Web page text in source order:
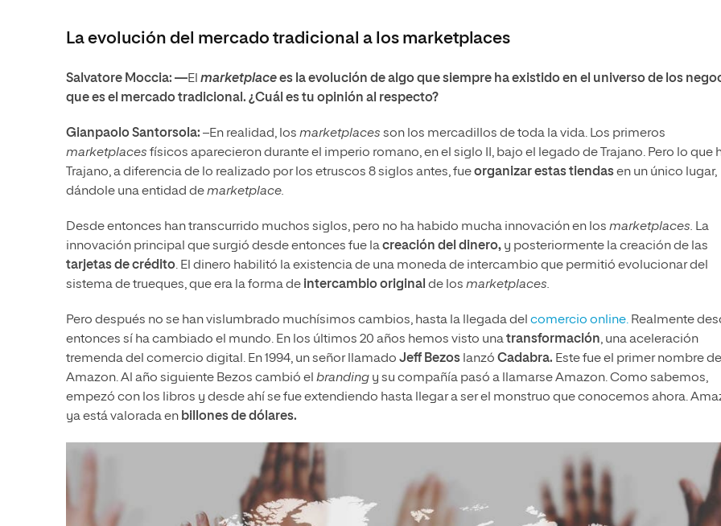
La evolución del mercado tradicional a los marketplaces
Salvatore Moccia: —El marketplacees la evolución de algo que siempre ha existido en el universo de los
que es el mercado tradicional. ¿Cuál es tu opinión al respecto?
Gianpaolo Santorsola: –En realidad, los marketplaces son los mercadillos de toda la vida. Los primeros
marketplaces físicos aparecieron durante el imperio romano, en el siglo II, bajo el legado de Trajano. Pero lo que
Trajano, a diferencia de lo realizado por los etruscos 8 siglos antes, fueorganizar estas tiendasen un único lugar,
dándole una entidad demarketplace.
Desde entonces han transcurrido muchos siglos, pero no ha habido mucha innovación en los marketplaces. La
innovación principal que surgió desde entonces fue lacreación del dinero, y posteriormente la creación de las
tarjetas de crédito. El dinero habilitó la existencia de una moneda de intercambio que permitió evolucionar del
sistema de trueques, que era la forma de intercambio original de los marketplaces.
Pero después no se han vislumbrado muchísimos cambios, hasta la llegada del comercio online. Realmente
entonces sí ha cambiado el mundo. En los últimos 20 años hemos visto unatransformación, una aceleración
tremenda del comercio digital. En 1994, un señor llamado Jeff Bezos lanzó Cadabra. Este fue el primer nombre de
Amazon. Al año siguiente Bezos cambió el branding y su compañía pasó a llamarse Amazon. Como sabemos,
empezó con los libros y desde ahí se fue extendiendo hasta llegar a ser el monstruo que conocemos ahora.
ya está valorada en billones de dólares.